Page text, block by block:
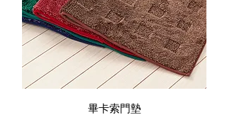
畢卡索門墊